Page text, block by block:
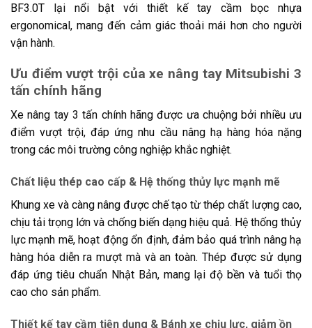
BF3.0T lại nổi bật với thiết kế tay cầm bọc nhựa
ergonomical, mang đến cảm giác thoải mái hơn cho người
vận hành.
Ưu điểm vượt trội của xe nâng tay Mitsubishi 3
tấn chính hãng
Xe nâng tay 3 tấn chính hãng được ưa chuộng bởi nhiều ưu
điểm vượt trội, đáp ứng nhu cầu nâng hạ hàng hóa nặng
trong các môi trường công nghiệp khắc nghiệt.
Chất liệu thép cao cấp & Hệ thống thủy lực mạnh mẽ
Khung xe và càng nâng được chế tạo từ thép chất lượng cao,
chịu tải trọng lớn và chống biến dạng hiệu quả. Hệ thống thủy
lực mạnh mẽ, hoạt động ổn định, đảm bảo quá trình nâng hạ
hàng hóa diễn ra mượt mà và an toàn. Thép được sử dụng
đáp ứng tiêu chuẩn Nhật Bản, mang lại độ bền và tuổi thọ
cao cho sản phẩm.
Thiết kế tay cầm tiện dụng & Bánh xe chịu lực, giảm ồn